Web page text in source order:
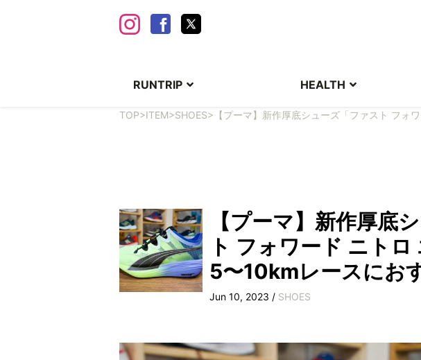
RUNTRIP HEALTH
TOP>ITEM>SHOES> 【プーマ】新作厚底シューズ「ファスト フォ
【プーマ】新作厚底
ト フォワード ニト
5〜10kmレースにお
Jun 10, 2023 / SHOES